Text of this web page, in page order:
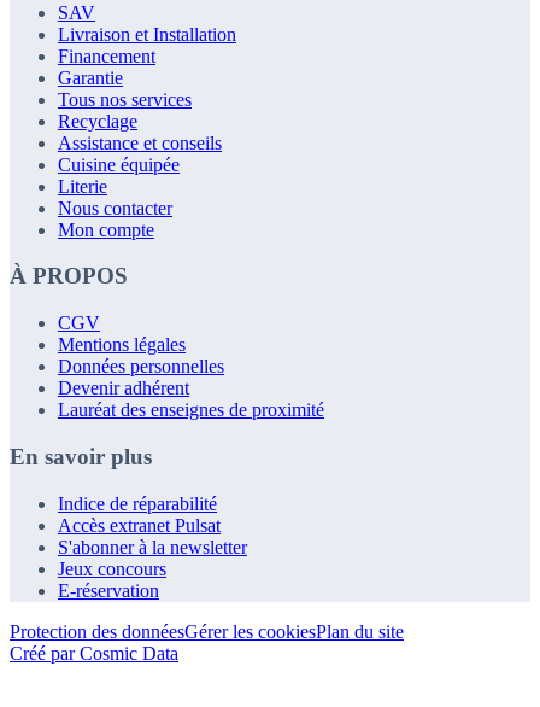
SAV
Livraison et Installation
Financement
Garantie
Tous nos services
Recyclage
Assistance et conseils
Cuisine équipée
Literie
Nous contacter
Mon compte
À PROPOS
CGV
Mentions légales
Données personnelles
Devenir adhérent
Lauréat des enseignes de proximité
En savoir plus
Indice de réparabilité
Accès extranet Pulsat
S'abonner à la newsletter
Jeux concours
E-réservation
Protection des donnéesGérer les cookiesPlan du site
Créé par Cosmic Data